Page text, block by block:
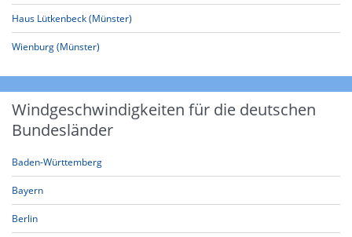
Haus Lütkenbeck (Münster)
Wienburg (Münster)
Windgeschwindigkeiten für die deutschen
Bundesländer
Baden-Württemberg
Bayern
Berlin